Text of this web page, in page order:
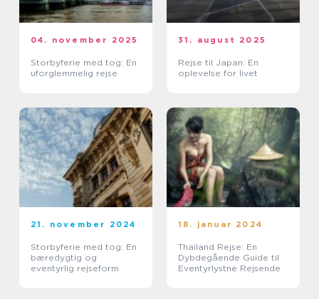
04. november 2025
Storbyferie med tog: En
uforglemmelig rejse
31. august 2025
Rejse til Japan: En
oplevelse for livet
21. november 2024
Storbyferie med tog: En
bæredygtig og
eventyrlig rejseform
18. januar 2024
Thailand Rejse: En
Dybdegående Guide til
Eventyrlystne Rejsende